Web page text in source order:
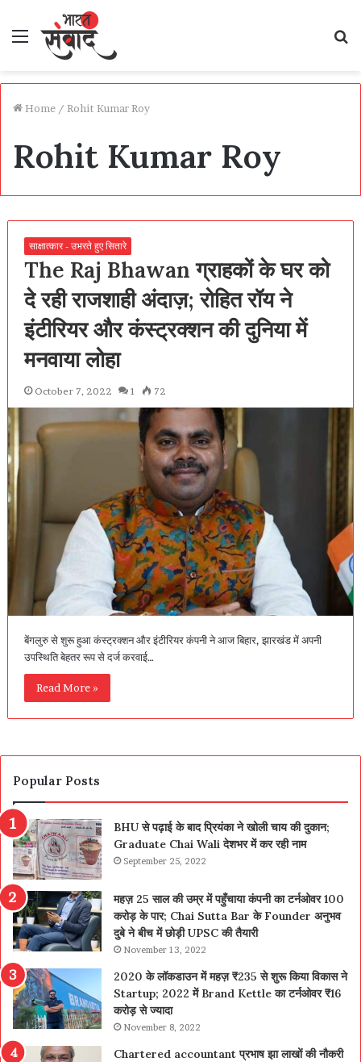
Menu
Home / Rohit Kumar Roy
Rohit Kumar Roy
साक्षात्कार - उभरते हुए सितारे
The Raj Bhawan ग्राहकों के घर को
दे रही राजशाही अंदाज़; रोहित रॉय ने
इंटीरियर और कंस्ट्रक्शन की दुनिया में
मनवाया लोहा
October 7, 2022 1 72
बेंगलुरु से शुरू हुआ कंस्ट्रक्शन और इंटीरियर कंपनी ने आज बिहार, झारखंड में अपनी
उपस्थिति बेहतर रूप से दर्ज करवाई…
Read More »
Popular Posts
BHU से पढ़ाई के बाद प्रियंका ने खोली चाय की दुकान;
Graduate Chai Wali देशभर में कर रही नाम
September 25, 2022
महज़ 25 साल की उम्र में पहुँचाया कंपनी का टर्नओवर 100
करोड़ के पार; Chai Sutta Bar के Founder अनुभव
दुबे ने बीच में छोड़ी UPSC की तैयारी
November 13, 2022
2020 के लॉकडाउन में महज़ ₹235 से शुरू किया विकास ने
Startup; 2022 में Brand Kettle का टर्नओवर ₹16
करोड़ से ज्यादा
November 8, 2022
Chartered accountant प्रभाष झा लाखों की नौकरी